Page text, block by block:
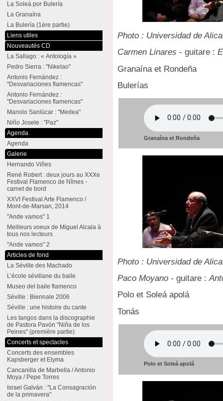
Photo : Universidad de
Carmen Linares - guitare :
Granaína et Rondeña
Bulerías
Granaína et Rondeña
Photo : Universidad de
Paco Moyano - guitare :
Polo et Soleá apolá
Tonás
Polo et Soleá apolá
La Soleá por Bulería
La Granaína
La Bulería (1ère partie)
Liens utiles
Nouveautés CD
La Sallago : « Antología »
Pedro Sierra : "Nikelao"
Antonio Fernández :
"Desvariaciones flamencas"
Antonio Fernández :
"Desvariaciones flamencas"
Manolo Sanlúcar : "Medea"
Niño Josele : "Paz"
Agenda
Agenda
Galerie
Hernando Viñes
René Robert : deux jours au XXXe
Festival Flamenco de Nîmes -
carnet de bord
XXVI Festival Arte Flamenco /
Mont-de-Marsan, 2014
"Ande vamos" 1
Meilleurs voeux de Miguel Alcala à
tous nos lecteurs
"Ande vamos" 2
Articles de fond
La Séville des Machado
L’école sévillane du baile
Museo del baile flamenco
Séville : Biennale 2006
Séville : une histoire du cante
Les tangos dans la discographie
de Pastora Pavón "Niña de los
Peines" (première partie)
Concerts et spectacles
Concerts des ensembles
Kapsberger et Elyma
Cancanilla de Marbella / Antonio
Moya / Pepe Torres
Israel Galván : "La Consagración
de la primavera"